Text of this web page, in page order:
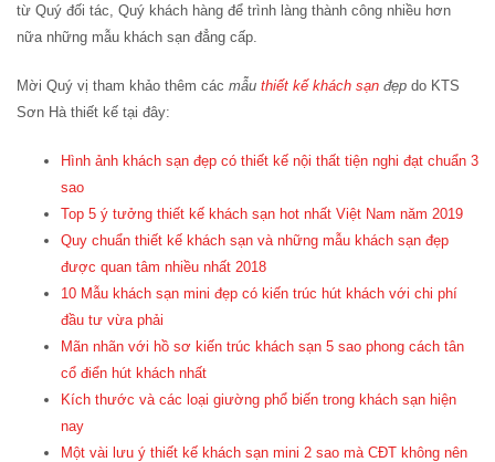
từ Quý đối tác, Quý khách hàng để trình làng thành công nhiều hơn
nữa những mẫu khách sạn đẳng cấp.
Mời Quý vị tham khảo thêm các mẫu thiết kế khách sạn đẹp do KTS
Sơn Hà thiết kế tại đây:
Hình ảnh khách sạn đẹp có thiết kế nội thất tiện nghi đạt chuẩn 3
sao
Top 5 ý tưởng thiết kế khách sạn hot nhất Việt Nam năm 2019
Quy chuẩn thiết kế khách sạn và những mẫu khách sạn đẹp
được quan tâm nhiều nhất 2018
10 Mẫu khách sạn mini đẹp có kiến trúc hút khách với chi phí
đầu tư vừa phải
Mãn nhãn với hồ sơ kiến trúc khách sạn 5 sao phong cách tân
cổ điển hút khách nhất
Kích thước và các loại giường phổ biến trong khách sạn hiện
nay
Một vài lưu ý thiết kế khách sạn mini 2 sao mà CĐT không nên